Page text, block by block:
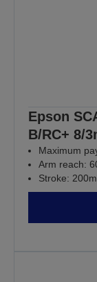
Epson
B/RC+ 8/
Maximum
Arm reach:
Stroke: